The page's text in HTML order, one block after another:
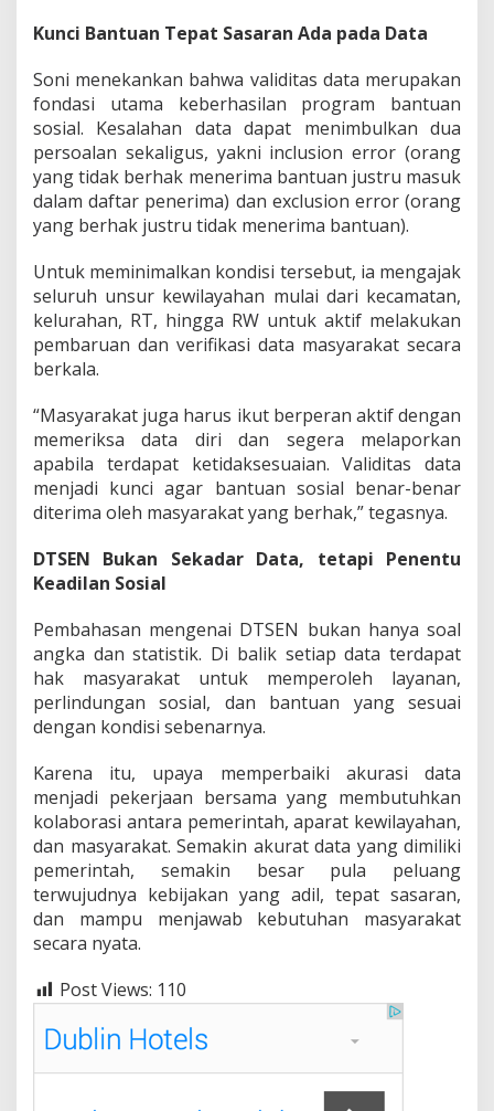
Kunci Bantuan Tepat Sasaran Ada pada Data
Soni menekankan bahwa validitas data merupakan
fondasi utama keberhasilan program bantuan
sosial. Kesalahan data dapat menimbulkan dua
persoalan sekaligus, yakni inclusion error (orang
yang tidak berhak menerima bantuan justru masuk
dalam daftar penerima) dan exclusion error (orang
yang berhak justru tidak menerima bantuan).
Untuk meminimalkan kondisi tersebut, ia mengajak
seluruh unsur kewilayahan mulai dari kecamatan,
kelurahan, RT, hingga RW untuk aktif melakukan
pembaruan dan verifikasi data masyarakat secara
berkala.
“Masyarakat juga harus ikut berperan aktif dengan
memeriksa data diri dan segera melaporkan
apabila terdapat ketidaksesuaian. Validitas data
menjadi kunci agar bantuan sosial benar-benar
diterima oleh masyarakat yang berhak,” tegasnya.
DTSEN Bukan Sekadar Data, tetapi Penentu
Keadilan Sosial
Pembahasan mengenai DTSEN bukan hanya soal
angka dan statistik. Di balik setiap data terdapat
hak masyarakat untuk memperoleh layanan,
perlindungan sosial, dan bantuan yang sesuai
dengan kondisi sebenarnya.
Karena itu, upaya memperbaiki akurasi data
menjadi pekerjaan bersama yang membutuhkan
kolaborasi antara pemerintah, aparat kewilayahan,
dan masyarakat. Semakin akurat data yang dimiliki
pemerintah, semakin besar pula peluang
terwujudnya kebijakan yang adil, tepat sasaran,
dan mampu menjawab kebutuhan masyarakat
secara nyata.
Post Views: 110